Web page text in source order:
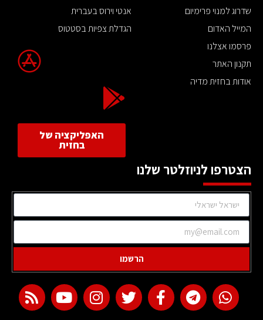
שדרוג למנוי פרימיום
המייל האדום
פרסמו אצלנו
תקנון האתר
אודות בחזית מדיה
אנטי וירוס בעברית
הגדלת צפיות בסטטוס
האפליקציה של
בחזית
הצטרפו לניוזלטר שלנו
הרשמו